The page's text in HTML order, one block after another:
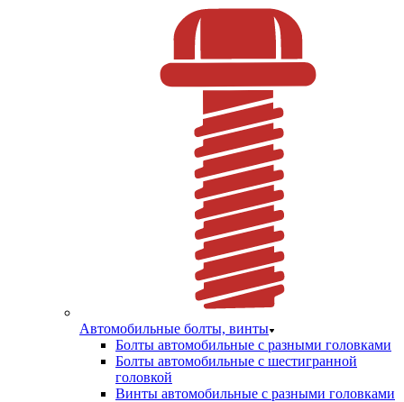
Автомобильные болты, винты
Болты автомобильные с разными головками
Болты автомобильные с шестигранной
головкой
Винты автомобильные с разными головками